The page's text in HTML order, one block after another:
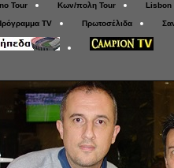
Tour Κων/πολη Tour Lisbon
TV Πρωτοσέλιδα